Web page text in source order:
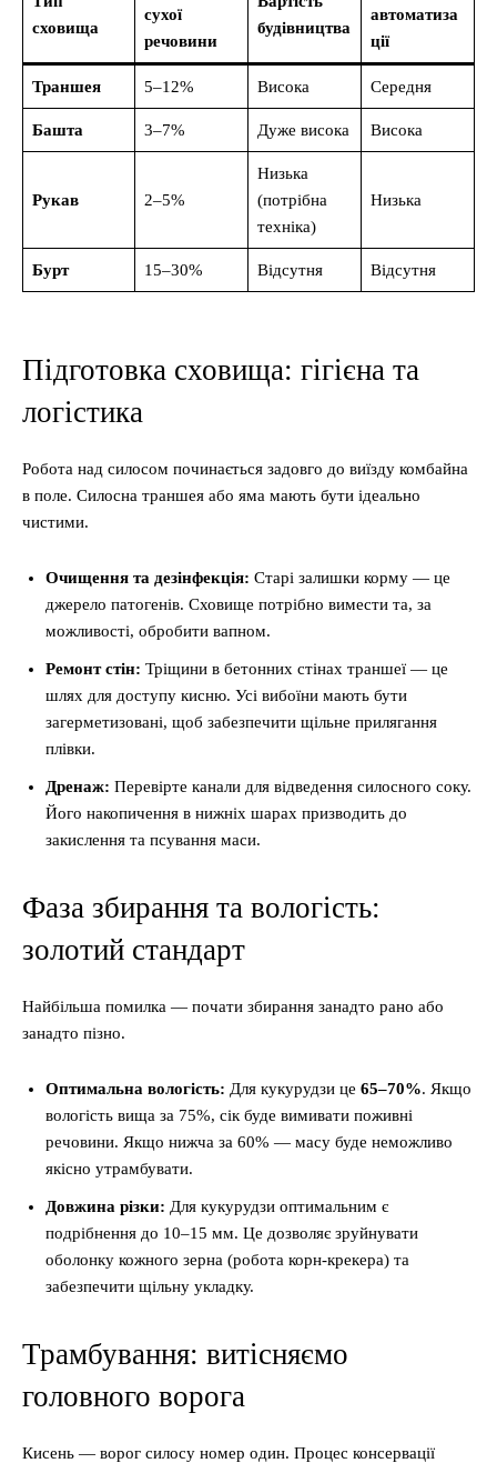
сховища
сухої
речовини
будівництва
автоматиза
ції
Траншея 5–12% Висока Середня
Башта 3–7% Дуже висока Висока
Рукав 2–5%
Низька
(потрібна
техніка)
Низька
Бурт 15–30% Відсутня Відсутня
Підготовка сховища: гігієна та
логістика
Робота над силосом починається задовго до виїзду комбайна
в поле. Силосна траншея або яма мають бути ідеально
чистими.
Очищення та дезінфекція: Старі залишки корму — це
джерело патогенів. Сховище потрібно вимести та, за
можливості, обробити вапном.
Ремонт стін: Тріщини в бетонних стінах траншеї — це
шлях для доступу кисню. Усі вибоїни мають бути
загерметизовані, щоб забезпечити щільне прилягання
плівки.
Дренаж: Перевірте канали для відведення силосного соку.
Його накопичення в нижніх шарах призводить до
закислення та псування маси.
Фаза збирання та вологість:
золотий стандарт
Найбільша помилка — почати збирання занадто рано або
занадто пізно.
Оптимальна вологість: Для кукурудзи це 65–70%. Якщо
вологість вища за 75%, сік буде вимивати поживні
речовини. Якщо нижча за 60% — масу буде неможливо
якісно утрамбувати.
Довжина різки: Для кукурудзи оптимальним є
подрібнення до 10–15 мм. Це дозволяє зруйнувати
оболонку кожного зерна (робота корн-крекера) та
забезпечити щільну укладку.
Трамбування: витісняємо
головного ворога
Кисень — ворог силосу номер один. Процес консервації